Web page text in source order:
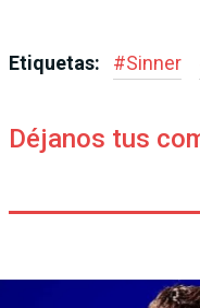
Etiquetas: #Sinner
Déjanos tus